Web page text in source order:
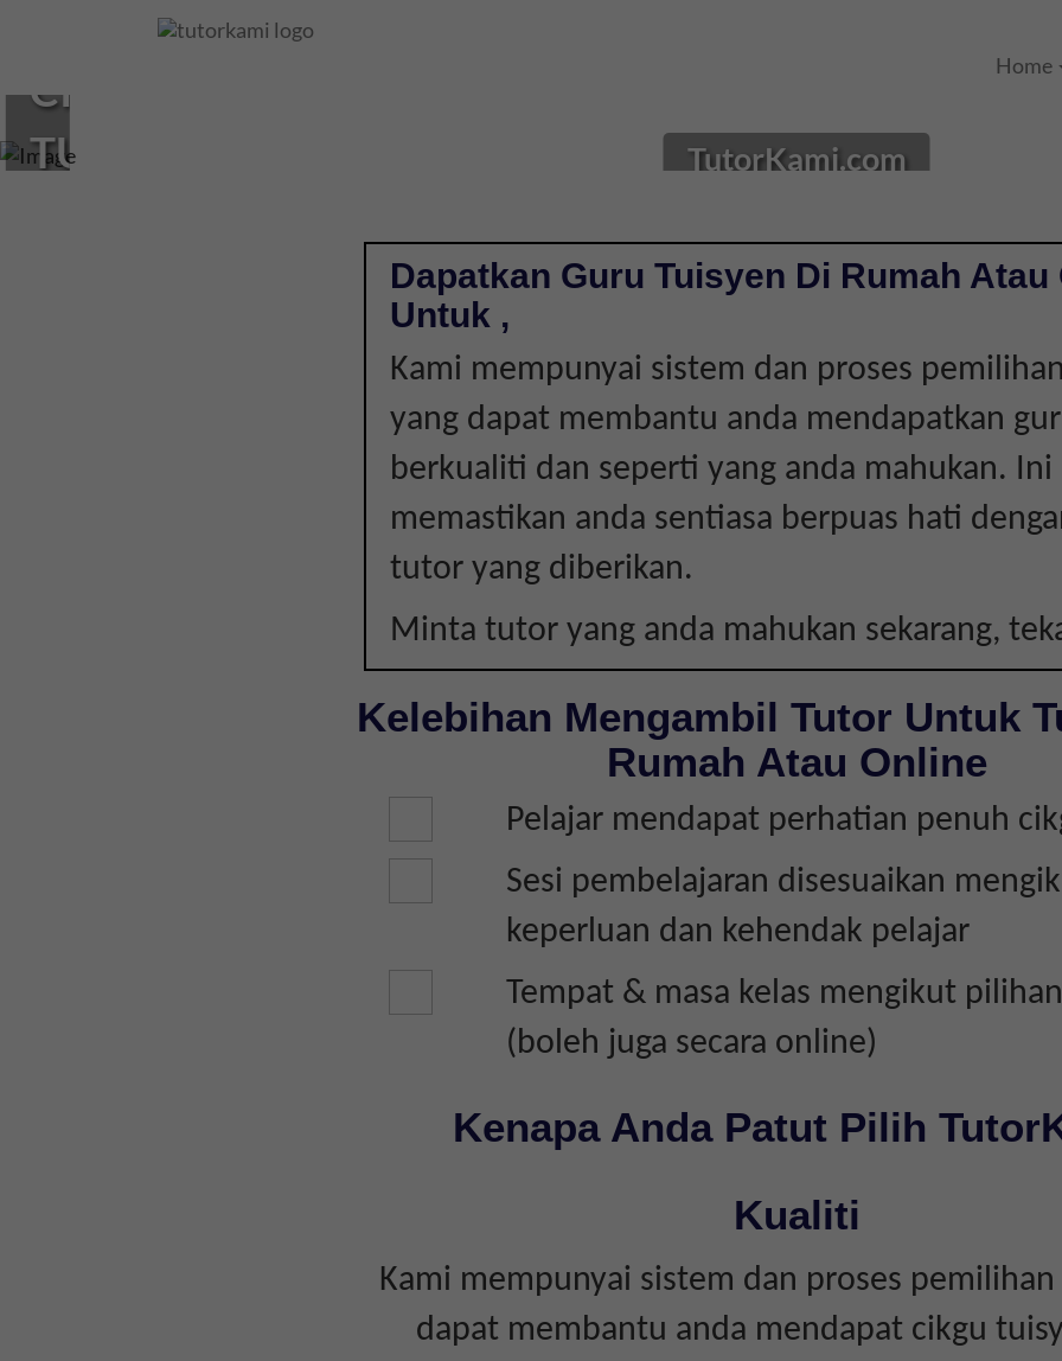
Home
CIKGU
TUISYEN
TutorKami.com
Dapatkan Guru Tuisyen Di Rumah Atau
Untuk ,
Kami mempunyai sistem dan proses
yang dapat membantu anda mendapatkan
berkualiti dan seperti yang anda mahukan. Ini
memastikan anda sentiasa berpuas hati
tutor yang diberikan.
Minta tutor yang anda mahukan sekarang,
Kelebihan Mengambil Tutor Untuk
Rumah Atau Online
Pelajar mendapat perhatian penuh
Sesi pembelajaran disesuaikan
keperluan dan kehendak pelajar
Tempat & masa kelas mengikut
(boleh juga secara online)
Kenapa Anda Patut Pilih
Kualiti
Kami mempunyai sistem dan proses
dapat membantu anda mendapat cikgu